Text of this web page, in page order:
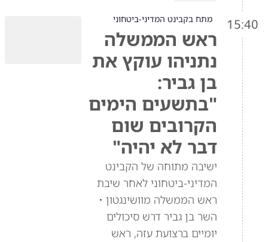
15:40 מתח בקבינט המדיני-ביטחוני
ראש הממשלה
נתניהו עוקץ את
בן גביר:
"בתשעים הימים
הקרובים שום
דבר לא יהיה"
ישיבה מתוחה של הקבינט
המדיני-ביטחוני לאחר שיבת
ראש הממשלה מוושינגטון •
השר בן גביר דרש סיכולים
יומיים ברצועת עזה, ראש